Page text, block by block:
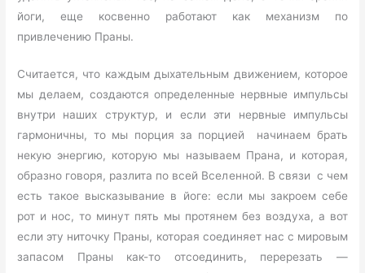
йоги, еще косвенно работают как механизм по
привлечению Праны.
Считается, что каждым дыхательным движением, которое
мы делаем, создаются определенные нервные импульсы
внутри наших структур, и если эти нервные импульсы
гармоничны, то мы порция за порцией начинаем брать
некую энергию, которую мы называем Прана, и которая,
образно говоря, разлита по всей Вселенной. В связи с чем
есть такое высказывание в йоге: если мы закроем себе
рот и нос, то минут пять мы протянем без воздуха, а вот
если эту ниточку Праны, которая соединяет нас с мировым
запасом Праны как-то отсоединить, перерезать —